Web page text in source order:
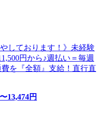
しております！》未経験
円から♪週払い＝毎週
を『全額』支給！直行直
13,474円